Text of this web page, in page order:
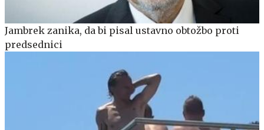
Jambrek zanika, da bi pisal ustavno obtožbo proti
predsednici